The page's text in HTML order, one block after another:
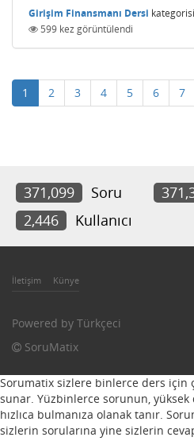
Girişim Finansmanı Dersi
599 kez görüntülendi
1 2 3 4 5 6 7
371,099 Soru
2,446
Kullanıcı
İletişim Künye
Powered by Türkçeci
SoruMatix
Sorumatix sizlere binlerce ders için
sunar. Yüzbinlerce sorunun, yüksek
hızlıca bulmanıza olanak tanır.
sizlerin sorularına yine sizlerin